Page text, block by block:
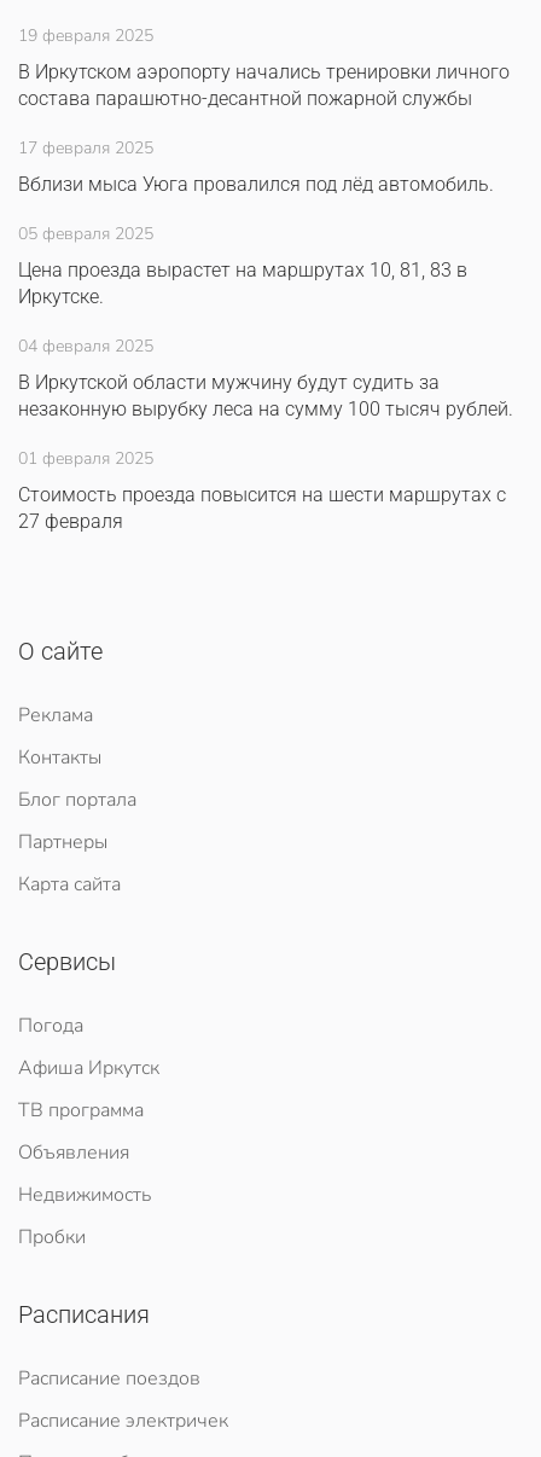
19 февраля 2025
В Иркутском аэропорту начались тренировки личного
состава парашютно-десантной пожарной службы
17 февраля 2025
Вблизи мыса Уюга провалился под лёд автомобиль.
05 февраля 2025
Цена проезда вырастет на маршрутах 10, 81, 83 в
Иркутске.
04 февраля 2025
В Иркутской области мужчину будут судить за
незаконную вырубку леса на сумму 100 тысяч рублей.
01 февраля 2025
Стоимость проезда повысится на шести маршрутах с
27 февраля
О сайте
Реклама
Контакты
Блог портала
Партнеры
Карта сайта
Сервисы
Погода
Афиша Иркутск
ТВ программа
Объявления
Недвижимость
Пробки
Расписания
Расписание поездов
Расписание электричек